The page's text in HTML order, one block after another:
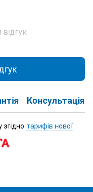
Консультація
тарифів нової